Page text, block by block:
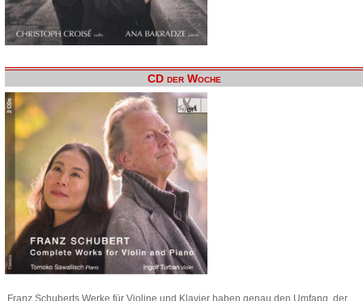
CD der Woche
Franz Schuberts Werke für Violine und Klavier haben genau den Umfang, der